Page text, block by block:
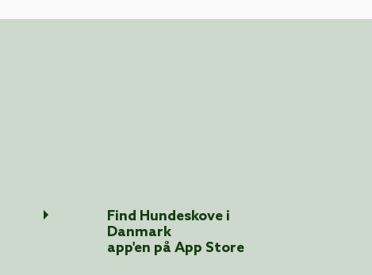
Find Hundeskove i
Danmark
app'en på App Store